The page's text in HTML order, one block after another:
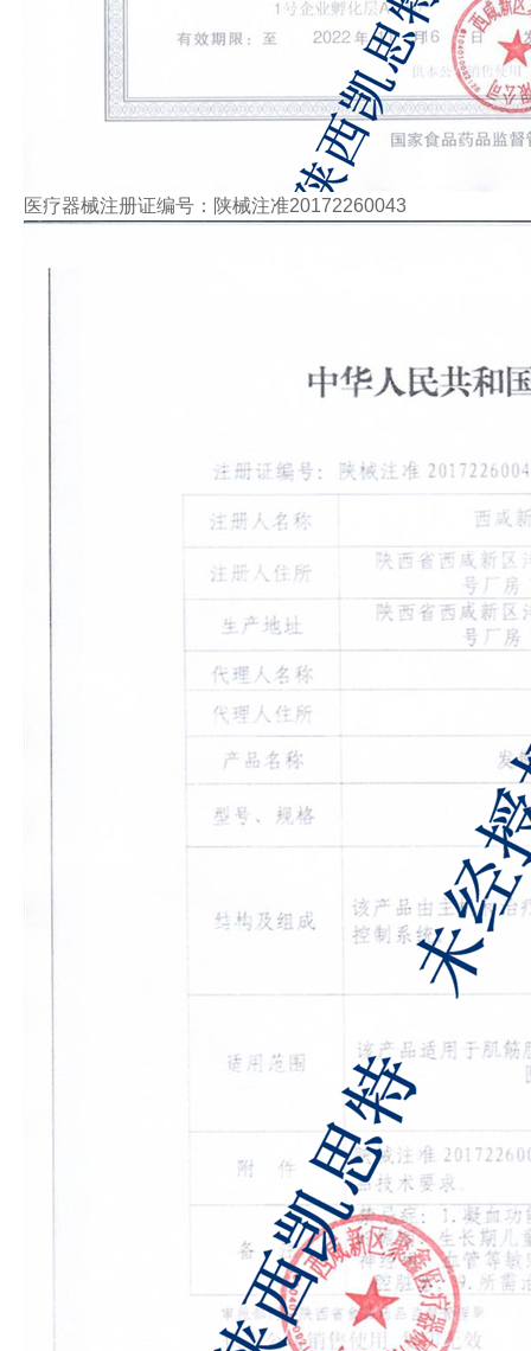
医疗器械注册证编号：陕械注准20172260043